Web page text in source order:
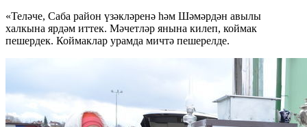
«Теләче, Саба район үзәкләренә һәм Шәмәрдән авылы
халкына ярдәм иттек. Мәчетләр янына килеп, коймак
пешердек. Коймаклар урамда мичтә пешерелде.